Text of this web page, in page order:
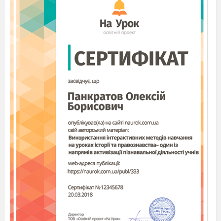
Повідомлення теми уроку
Орігамісти – народ веселий і винахідливий.
Хіба стане людина похмура витрачати свій час на
таку дрібничку, як складання папірців?! Як говорив
відомий японський майстер, орігамі дозволяє
людині хоча б ненадовго відірватися від
повсякденних проблем
квадратиком паперу в руках у чудову країну
Творчості. Сьогодні ми будемо створювати
японських журавликів.
Показ фігурки японського журавлика
(японський «цуру»-символ довголіття, щастя).
Постановка проблемного питання.
Мистецтво - дуже символічне: лелека –
символ сімейного щастя, голуб -
троянда - кохання
Проблемне питання
: Символом чого може бути